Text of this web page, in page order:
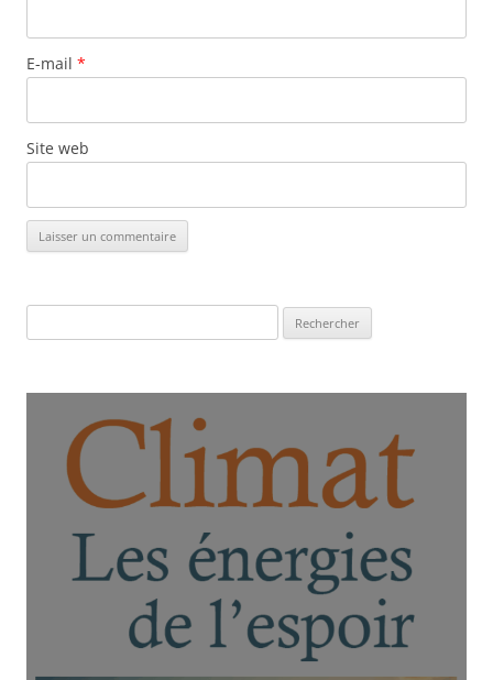
E-mail *
Site web